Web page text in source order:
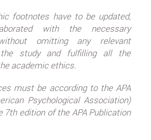
footnotes have to be updated,
with the necessary
omitting any relevant
study and fulfilling all the
academic ethics.
must be according to the APA
Psychological Association)
7th edition of the APA Publication